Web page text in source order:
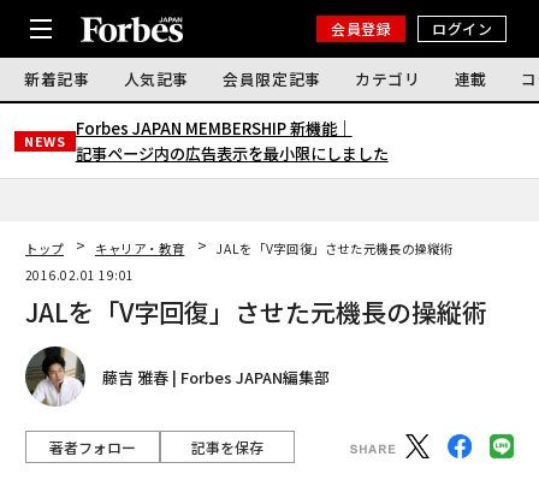
会員登録 ログイン
新着記事 人気記事 会員限定記事 カテゴリ 連載
NEWS
Forbes JAPAN MEMBERSHIP 新機能｜
記事ページ内の広告表示を最小限にしました
トップ キャリア・教育
JALを「V字回復」させた元機長の操縦術
2016.02.01 19:01
JALを「V字回復」させた元機長の操縦術
藤吉 雅春 | Forbes JAPAN編集部
著者フォロー 記事を保存